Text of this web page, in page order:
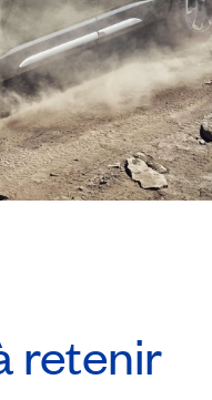
retenir